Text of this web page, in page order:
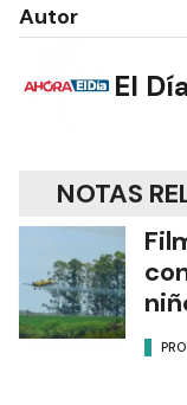
Autor
El
NOTAS